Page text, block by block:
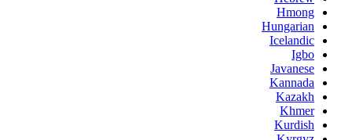
Hmong
Hungarian
Icelandic
Igbo
Javanese
Kannada
Kazakh
Khmer
Kurdish